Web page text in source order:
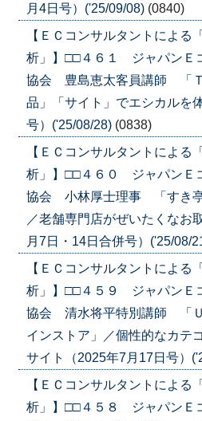
月4日号）('25/09/08) (0840)
【ＥＣコンサルタントによる
析」】□□４６１ ジャパンＥ
協会 豊島恵太客員講師 「
品」「サイト」でエシカルを
号）('25/08/28) (0838)
【ＥＣコンサルタントによる
析」】□□４６０ ジャパンＥ
協会 小林厚士理事 「すき亭
／老舗専門店がぜいたくなお
月7日・14日合併号）('25/08/
【ＥＣコンサルタントによる
析」】□□４５９ ジャパンＥ
協会 清水将平特別講師 「Ｕ
インストア」／個性的なカテ
サイト（2025年7月17日号）
【ＥＣコンサルタントによる
析」】□□４５８ ジャパンＥ